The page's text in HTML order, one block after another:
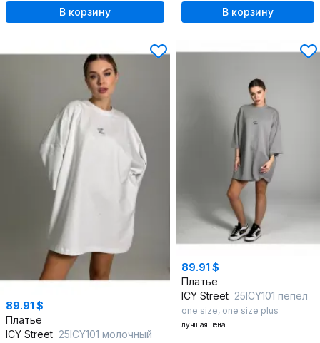
В корзину В корзину
89.91 $
Платье
ICY Street 25ICY101 молочный
89.91 $
Платье
ICY Street 25ICY101 пепел
one size, one size plus
лучшая цена